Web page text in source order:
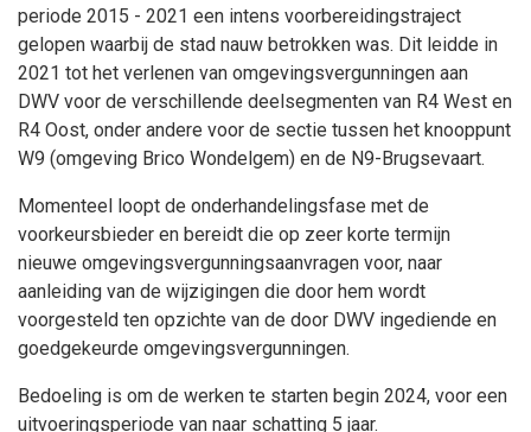
periode 2015 - 2021 een intens voorbereidingstraject
gelopen waarbij de stad nauw betrokken was. Dit leidde in
2021 tot het verlenen van omgevingsvergunningen aan
DWV voor de verschillende deelsegmenten van R4 West en
R4 Oost, onder andere voor de sectie tussen het knooppunt
W9 (omgeving Brico Wondelgem) en de N9-Brugsevaart.
Momenteel loopt de onderhandelingsfase met de
voorkeursbieder en bereidt die op zeer korte termijn
nieuwe omgevingsvergunningsaanvragen voor, naar
aanleiding van de wijzigingen die door hem wordt
voorgesteld ten opzichte van de door DWV ingediende en
goedgekeurde omgevingsvergunningen.
Bedoeling is om de werken te starten begin 2024, voor een
uitvoeringsperiode van naar schatting 5 jaar.